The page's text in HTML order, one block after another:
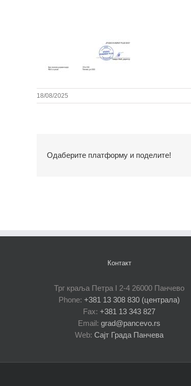
18/08/2025
Одаберите платформу и поделите!
Контакт
Трг краља Петра I 2-4 26000 Панчево
Phone: +381 13 308 830 (централа)
Fax: +381 13 343 827
Email: grad@pancevo.rs
Web: Сајт Града Панчева